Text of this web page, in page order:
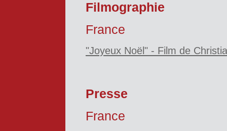
Filmographie
France
"Joyeux Noël" - Film de
Presse
France